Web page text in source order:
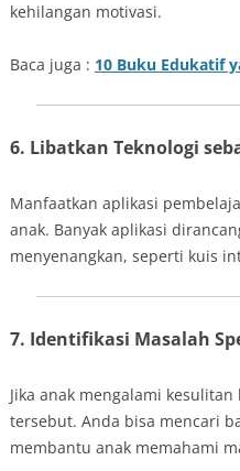
kehilangan motivasi.
Baca juga : 10 Buku Edukatif
6. Libatkan Teknologi
Manfaatkan aplikasi
anak. Banyak aplikasi
menyenangkan, seperti kuis
7. Identifikasi Masalah
Jika anak mengalami
tersebut. Anda bisa mencari
membantu anak memahami